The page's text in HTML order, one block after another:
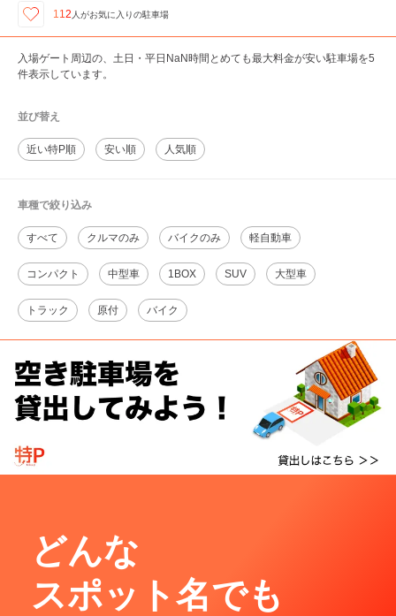
112 人がお気に入りの駐車場
入場ゲート周辺の、土日・平日NaN時間とめても最大料金が安い駐車場を5
件表示しています。
並び替え
近い特P順 安い順 人気順
車種で絞り込み
すべて クルマのみ バイクのみ 軽自動車
コンパクト 中型車 1BOX SUV 大型車
トラック 原付 バイク
どんな
スポット名でも